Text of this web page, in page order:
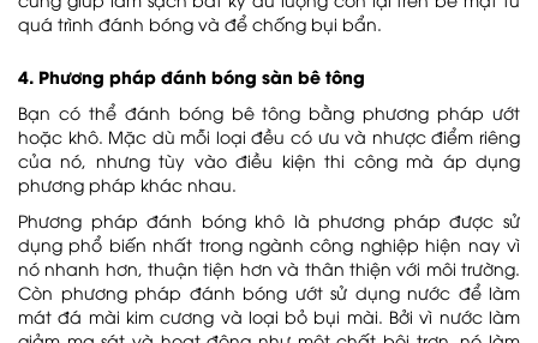
quá trình đánh bóng và để chống bụi bẩn.
4. Phương pháp đánh bóng sàn bê tông
Bạn có thể đánh bóng bê tông bằng phương pháp ướt
hoặc khô. Mặc dù mỗi loại đều có ưu và nhược điểm riêng
của nó, nhưng tùy vào điều kiện thi công mà áp dụng
phương pháp khác nhau.
Phương pháp đánh bóng khô là phương pháp được sử
dụng phổ biến nhất trong ngành công nghiệp hiện nay vì
nó nhanh hơn, thuận tiện hơn và thân thiện với môi trường.
Còn phương pháp đánh bóng ướt sử dụng nước để làm
mát đá mài kim cương và loại bỏ bụi mài. Bởi vì nước làm